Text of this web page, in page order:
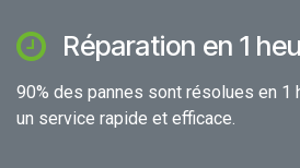
Réparation en 1
90% des pannes sont résolues en 1
un service rapide et efficace.